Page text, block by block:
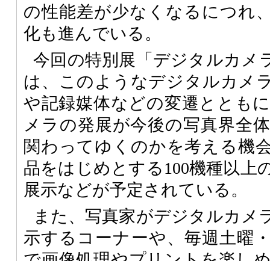
の性能差が少なくなるにつれ
化も進んでいる。
今回の特別展「デジタルカ
は、このようなデジタルカメ
や記録媒体などの変遷ととも
メラの発展が今後の写真界全
関わってゆくのかを考える機
品をはじめとする100機種以上
展示などが予定されている。
また、写真家がデジタルカメ
示するコーナーや、毎週土曜